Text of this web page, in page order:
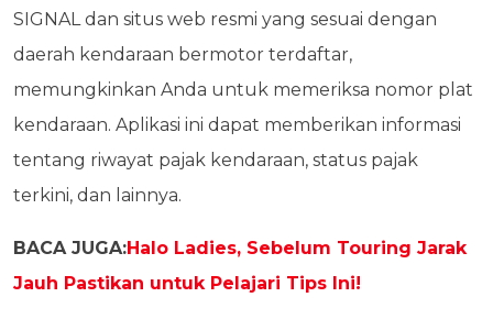
SIGNAL dan situs web resmi yang sesuai dengan
daerah kendaraan bermotor terdaftar,
memungkinkan Anda untuk memeriksa nomor plat
kendaraan. Aplikasi ini dapat memberikan informasi
tentang riwayat pajak kendaraan, status pajak
terkini, dan lainnya.
BACA JUGA:Halo Ladies, Sebelum Touring Jarak
Jauh Pastikan untuk Pelajari Tips Ini!